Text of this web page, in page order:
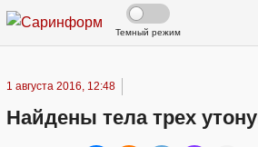
Темный режим
1 августа 2016, 12:48
Найдены тела трех